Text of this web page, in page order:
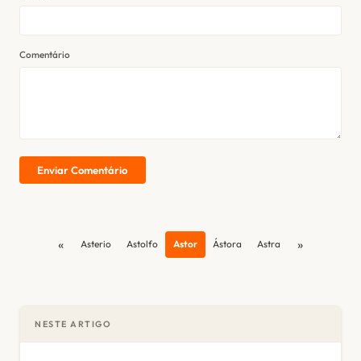
Comentário
Enviar Comentário
« Asterio Astolfo Astor Ástora Astra »
NESTE ARTIGO